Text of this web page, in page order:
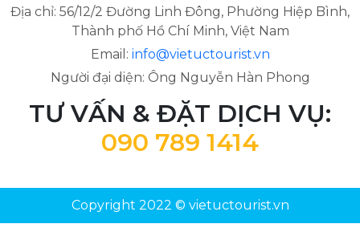
Địa chỉ: 56/12/2 Đường Linh Đông, Phường Hiệp Bình,
Thành phố Hồ Chí Minh, Việt Nam
Email: info@vietuctourist.vn
Người đại diện: Ông Nguyễn Hàn Phong
TƯ VẤN & ĐẶT DỊCH VỤ:
090 789 1414
Copyright 2022 © vietuctourist.vn